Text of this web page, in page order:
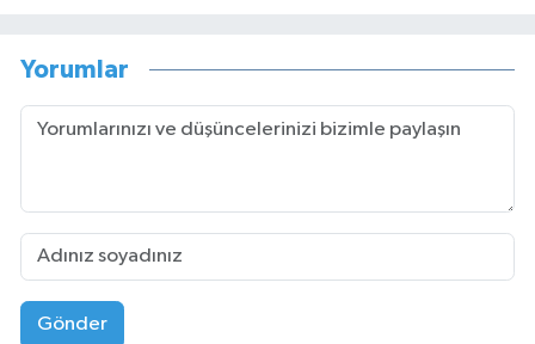
Yorumlar
Gönder